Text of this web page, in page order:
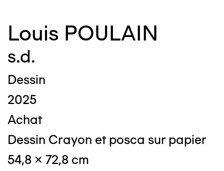
Louis POULAIN
s.d.
Dessin
2025
Achat
Dessin Crayon et posca sur papier
54,8 x 72,8 cm